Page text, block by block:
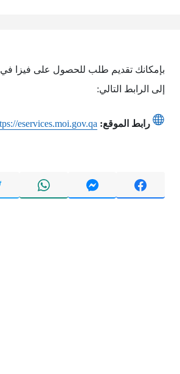
بإمكانك تقديم طلب للحصول على فيزا
إلى الرابط التالي:
رابط الموقع: eservices.moi.gov.qa